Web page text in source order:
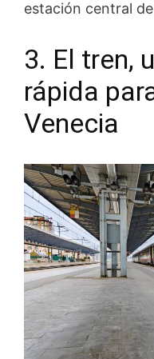
estación central
3. El tren,
rápida
Venecia